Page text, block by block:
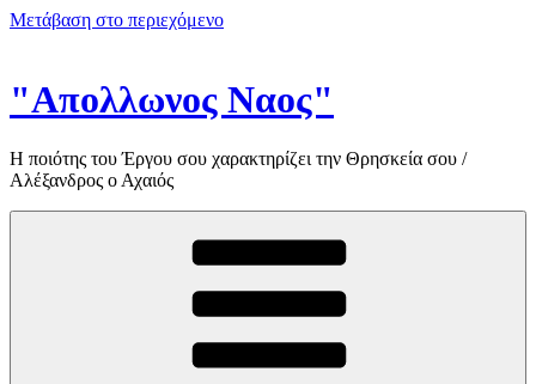
Μετάβαση στο περιεχόμενο
"Απολλωνος Ναος"
Η ποιότης του Έργου σου χαρακτηρίζει την Θρησκεία σου /
Αλέξανδρος ο Αχαιός